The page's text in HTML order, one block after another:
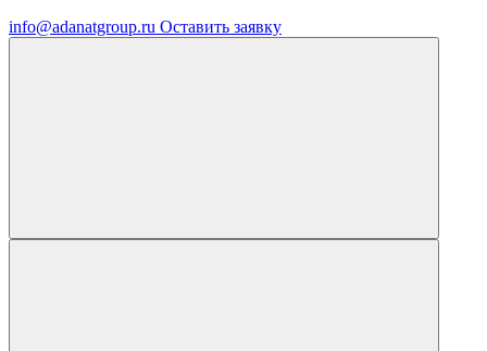
info@adanatgroup.ru Оставить заявку